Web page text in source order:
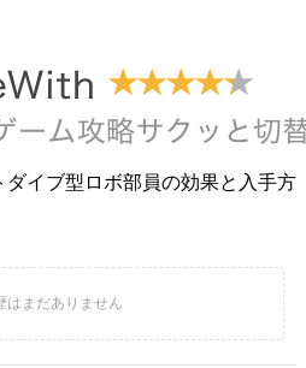
ダイブ型ロボ部員の効果と入手方